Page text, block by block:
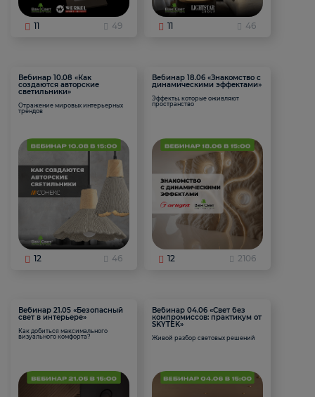
11 49 11 46
Вебинар 10.08 «Как
создаются авторские
светильники»
Отражение мировых интерьерных
трендов
12 46
Вебинар 18.06 «Знакомство с
динамическими эффектами»
Эффекты, которые оживляют
пространство
12 2106
Вебинар 21.05 «Безопасный
свет в интерьере»
Как добиться максимального
визуального комфорта?
Вебинар 04.06 «Свет без
компромиссов: практикум от
SKYTEK»
Живой разбор световых решений